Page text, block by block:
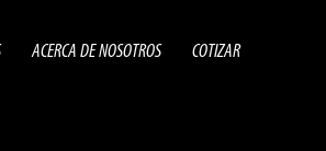
ACERCA DE NOSOTROS COTIZAR